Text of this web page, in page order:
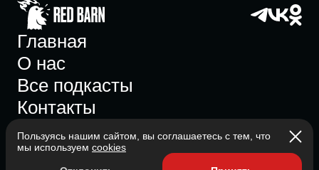
Главная
О нас
Все подкасты
Контакты
Пользуясь нашим сайтом, вы соглашаетесь с тем, что
мы используем cookies